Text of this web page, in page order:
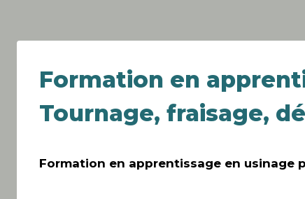
Formation en
Tournage, fraisage,
Formation en apprentissage en usinage